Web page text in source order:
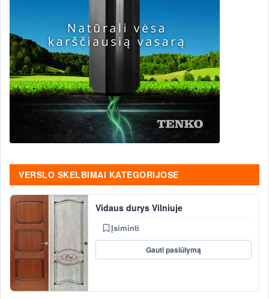
VERSLO SKELBIMAI KATEGORIJOSE
Vidaus durys Vilniuje
Įsiminti
Gauti pasiūlymą